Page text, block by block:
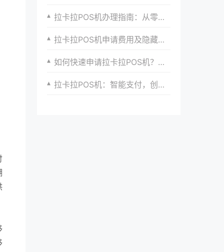
拉卡拉POS机办理指南：从零开始，轻松掌握收银新技能，实现收银升级与转型
拉卡拉POS机申请费用及隐藏陷阱揭秘
如何快速申请拉卡拉POS机？完整流程分享
拉卡拉POS机：智能支付，创造新商机